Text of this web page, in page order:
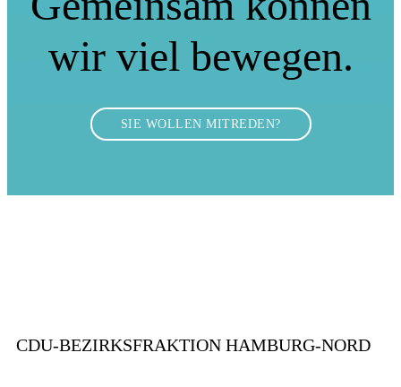
wir viel bewegen.
SIE WOLLEN MITREDEN?
CDU-BEZIRKSFRAKTION HAMBURG-NORD